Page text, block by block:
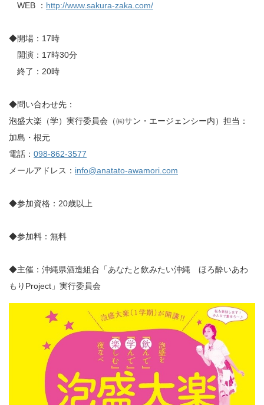
WEB ： http://www.sakura-zaka.com/
◆開場：17時
開演：17時30分
終了：20時
◆問い合わせ先：
泡盛大楽（学）実行委員会（㈱サン・エージェンシー内）担当：
加島・根元
電話： 098-862-3577
メールアドレス： info@anatato-awamori.com
◆参加資格：20歳以上
◆参加料：無料
◆主催：沖縄県酒造組合「あなたと飲みたい沖縄 ほろ酔いあわ
もりProject」実行委員会